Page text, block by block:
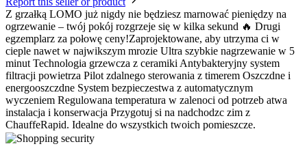
Z grzałką LOMO już nigdy nie będziesz marnować pieniędzy na
ogrzewanie – twój pokój rozgrzeje się w kilka sekund 🔥 Drugi
egzemplarz za połowę ceny!Zaprojektowane, aby utrzyma ci w
cieple nawet w najwikszym mrozie Ultra szybkie nagrzewanie w 5
minut Technologia grzewcza z ceramiki Antybakteryjny system
filtracji powietrza Pilot zdalnego sterowania z timerem Oszczdne i
energooszczdne System bezpieczestwa z automatycznym
wyczeniem Regulowana temperatura w zalenoci od potrzeb atwa
instalacja i konserwacja Przygotuj si na nadchodzc zim z
ChauffeRapid. Idealne do wszystkich twoich pomieszcze.